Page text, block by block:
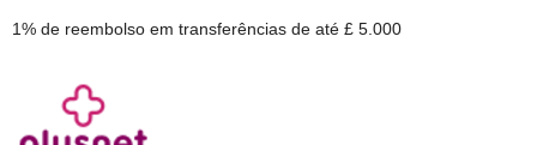
1% de reembolso em transferências de até £ 5.000